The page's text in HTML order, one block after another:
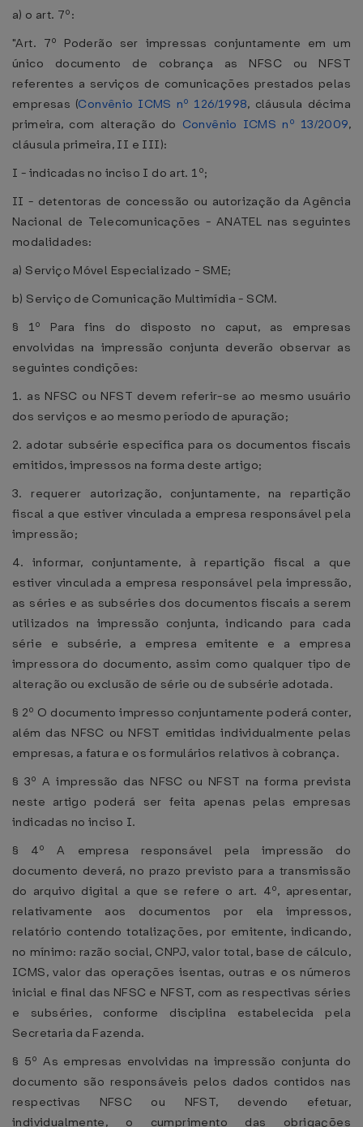
a) o art. 7º:
"Art. 7º Poderão ser impressas conjuntamente em um
único documento de cobrança as NFSC ou NFST
referentes a serviços de comunicações prestados pelas
empresas (Convênio ICMS nº 126/1998, cláusula décima
primeira, com alteração do Convênio ICMS nº 13/2009,
cláusula primeira, II e III):
I - indicadas no inciso I do art. 1º;
II - detentoras de concessão ou autorização da Agência
Nacional de Telecomunicações - ANATEL nas seguintes
modalidades:
a) Serviço Móvel Especializado - SME;
b) Serviço de Comunicação Multimídia - SCM.
§ 1º Para fins do disposto no caput, as empresas
envolvidas na impressão conjunta deverão observar as
seguintes condições:
1. as NFSC ou NFST devem referir-se ao mesmo usuário
dos serviços e ao mesmo período de apuração;
2. adotar subsérie específica para os documentos fiscais
emitidos, impressos na forma deste artigo;
3. requerer autorização, conjuntamente, na repartição
fiscal a que estiver vinculada a empresa responsável pela
impressão;
4. informar, conjuntamente, à repartição fiscal a que
estiver vinculada a empresa responsável pela impressão,
as séries e as subséries dos documentos fiscais a serem
utilizados na impressão conjunta, indicando para cada
série e subsérie, a empresa emitente e a empresa
impressora do documento, assim como qualquer tipo de
alteração ou exclusão de série ou de subsérie adotada.
§ 2º O documento impresso conjuntamente poderá conter,
além das NFSC ou NFST emitidas individualmente pelas
empresas, a fatura e os formulários relativos à cobrança.
§ 3º A impressão das NFSC ou NFST na forma prevista
neste artigo poderá ser feita apenas pelas empresas
indicadas no inciso I.
§ 4º A empresa responsável pela impressão do
documento deverá, no prazo previsto para a transmissão
do arquivo digital a que se refere o art. 4º, apresentar,
relativamente aos documentos por ela impressos,
relatório contendo totalizações, por emitente, indicando,
no mínimo: razão social, CNPJ, valor total, base de cálculo,
ICMS, valor das operações isentas, outras e os números
inicial e final das NFSC e NFST, com as respectivas séries
e subséries, conforme disciplina estabelecida pela
Secretaria da Fazenda.
§ 5º As empresas envolvidas na impressão conjunta do
documento são responsáveis pelos dados contidos nas
respectivas NFSC ou NFST, devendo efetuar,
individualmente, o cumprimento das obrigações